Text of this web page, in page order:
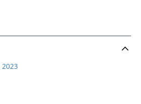
2023